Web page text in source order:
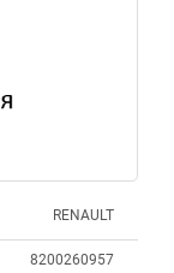
RENAULT
8200260957